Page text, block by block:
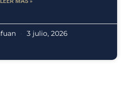
3 julio, 2026